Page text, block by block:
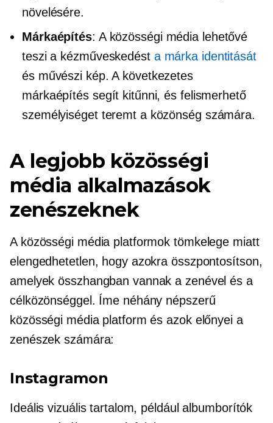
növelésére.
Márkaépítés: A közösségi média lehetővé
teszi a kézműveskedést a márka identitását
és művészi kép. A következetes
márkaépítés segít kitűnni, és felismerhető
személyiséget teremt a közönség számára.
A legjobb közösségi
média alkalmazások
zenészeknek
A közösségi média platformok tömkelege miatt
elengedhetetlen, hogy azokra összpontosítson,
amelyek összhangban vannak a zenével és a
célközönséggel. Íme néhány népszerű
közösségi média platform és azok előnyei a
zenészek számára:
Instagramon
Ideális vizuális tartalom, például albumborítók